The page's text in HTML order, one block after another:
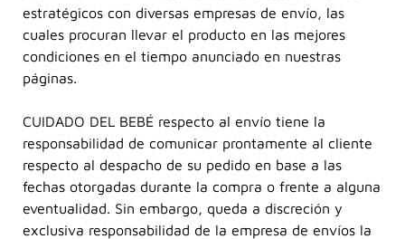
estratégicos con diversas empresas de envío, las
cuales procuran llevar el producto en las mejores
condiciones en el tiempo anunciado en nuestras
páginas.
CUIDADO DEL BEBÉ respecto al envío tiene la
responsabilidad de comunicar prontamente al cliente
respecto al despacho de su pedido en base a las
fechas otorgadas durante la compra o frente a alguna
eventualidad. Sin embargo, queda a discreción y
exclusiva responsabilidad de la empresa de envíos la